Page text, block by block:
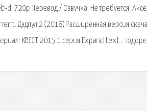
dl 720p Перевод / Озвучка: Не требуется.
Дэдпул 2 (2018) Расширенная версия
КВЕСТ 2015 1 серия Expand text…